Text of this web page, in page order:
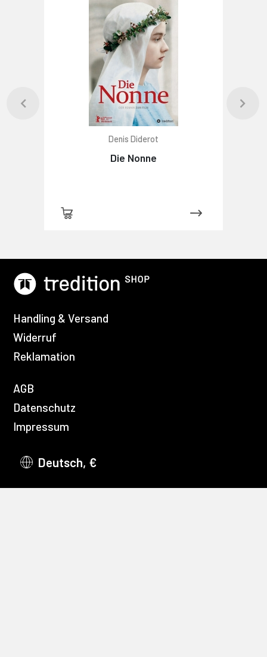
Denis Diderot
Die Nonne
Handling & Versand
Widerruf
Reklamation
AGB
Datenschutz
Impressum
Deutsch, €